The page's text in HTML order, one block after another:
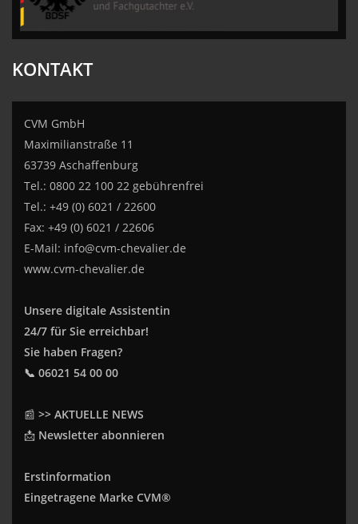
KONTAKT
CVM GmbH
Maximilianstraße 11
63739 Aschaffenburg
Tel.: 0800 22 100 22 gebührenfrei
Tel.: +49 (0) 6021 / 22600
Fax: +49 (0) 6021 / 22606
E-Mail: info@cvm-chevalier.de
www.cvm-chevalier.de
Unsere digitale Assistentin
24/7 für Sie erreichbar!
Sie haben Fragen?
📞 06021 54 00 00
📰 >> AKTUELLE NEWS
📩 Newsletter abonnieren
Erstinformation
Eingetragene Marke CVM®